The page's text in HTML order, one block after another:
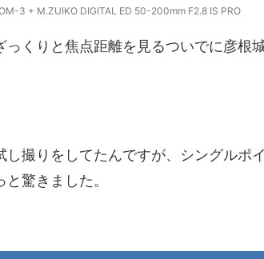
3 + M.ZUIKO DIGITAL ED 50-200mm F2.8 IS PRO
くりと焦点距離を見るついでに彦根
し撮りをしてたんですが、シングルポ
驚きました。